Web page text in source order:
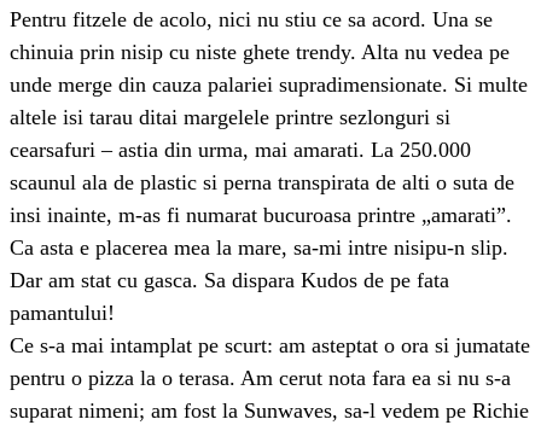
Pentru fitzele de acolo, nici nu stiu ce sa acord. Una se
chinuia prin nisip cu niste ghete trendy. Alta nu vedea pe
unde merge din cauza palariei supradimensionate. Si multe
altele isi tarau ditai margelele printre sezlonguri si
cearsafuri – astia din urma, mai amarati. La 250.000
scaunul ala de plastic si perna transpirata de alti o suta de
insi inainte, m-as fi numarat bucuroasa printre „amarati”.
Ca asta e placerea mea la mare, sa-mi intre nisipu-n slip.
Dar am stat cu gasca. Sa dispara Kudos de pe fata
pamantului!
Ce s-a mai intamplat pe scurt: am asteptat o ora si jumatate
pentru o pizza la o terasa. Am cerut nota fara ea si nu s-a
suparat nimeni; am fost la Sunwaves, sa-l vedem pe Richie